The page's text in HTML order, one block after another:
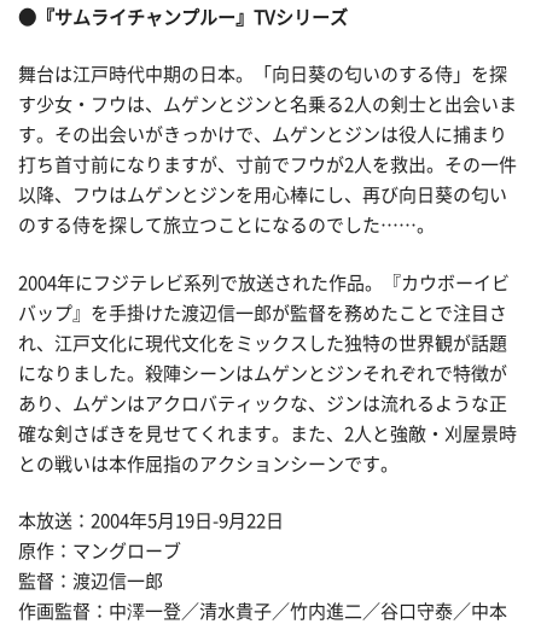
●『サムライチャンプルー』TVシリーズ
舞台は江戸時代中期の日本。「向日葵の匂いのする侍」を探
す少女・フウは、ムゲンとジンと名乗る2人の剣士と出会いま
す。その出会いがきっかけで、ムゲンとジンは役人に捕まり
打ち首寸前になりますが、寸前でフウが2人を救出。その一件
以降、フウはムゲンとジンを用心棒にし、再び向日葵の匂い
のする侍を探して旅立つことになるのでした……。
2004年にフジテレビ系列で放送された作品。『カウボーイビ
バップ』を手掛けた渡辺信一郎が監督を務めたことで注目さ
れ、江戸文化に現代文化をミックスした独特の世界観が話題
になりました。殺陣シーンはムゲンとジンそれぞれで特徴が
あり、ムゲンはアクロバティックな、ジンは流れるような正
確な剣さばきを見せてくれます。また、2人と強敵・刈屋景時
との戦いは本作屈指のアクションシーンです。
本放送：2004年5月19日-9月22日
原作：マングローブ
監督：渡辺信一郎
作画監督：中澤一登／清水貴子／竹内進二／谷口守泰／中本